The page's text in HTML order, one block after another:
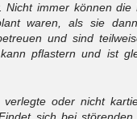
immer können die
waren, als sie
und sind
pflastern und ist
oder nicht